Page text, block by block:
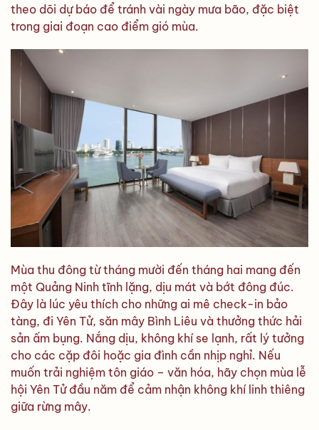
theo dõi dự báo để tránh vài ngày mưa bão, đặc biệt
trong giai đoạn cao điểm gió mùa.
Mùa thu đông từ tháng mười đến tháng hai mang đến
một Quảng Ninh tĩnh lặng, dịu mát và bớt đông đúc.
Đây là lúc yêu thích cho những ai mê check-in bảo
tàng, đi Yên Tử, săn mây Bình Liêu và thưởng thức hải
sản ấm bụng. Nắng dịu, không khí se lạnh, rất lý tưởng
cho các cặp đôi hoặc gia đình cần nhịp nghỉ. Nếu
muốn trải nghiệm tôn giáo – văn hóa, hãy chọn mùa lễ
hội Yên Tử đầu năm để cảm nhận không khí linh thiêng
giữa rừng mây.